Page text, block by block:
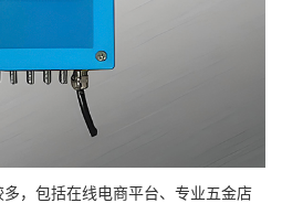
，包括在线电商平台、专业五金店